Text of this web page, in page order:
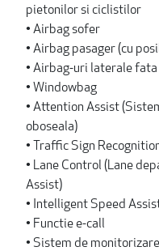
pietonilor si ciclistilor
• Airbag sofer
• Airbag pasager (cu
• Airbag-uri laterale fata
• Windowbag
• Attention Assist
oboseala)
• Traffic Sign
• Lane Control (Lane
Assist)
• Intelligent Speed
• Functie e-call
• Sistem de